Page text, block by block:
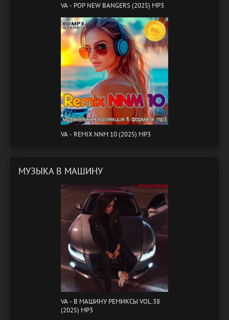
VA - POP NEW BANGERS (2025) MP3
VA - REMIX NNM 10 (2025) MP3
МУЗЫКА В МАШИНУ
VA - B МАШИНУ РЕМИКСЫ VOL.38
(2025) MP3